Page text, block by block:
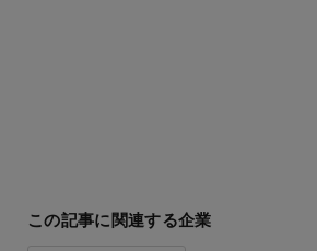
この記事に関連する企業